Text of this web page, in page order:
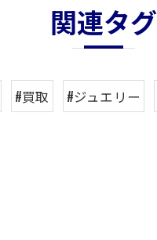
関連タグ
#買取 #ジュエリー